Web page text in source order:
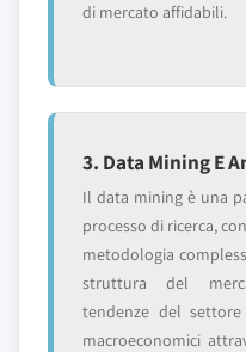
di mercato affidabili.
3. Data Mining E
Il data mining è una
processo di ricerca,
metodologia
struttura del
tendenze del
macroeconomici